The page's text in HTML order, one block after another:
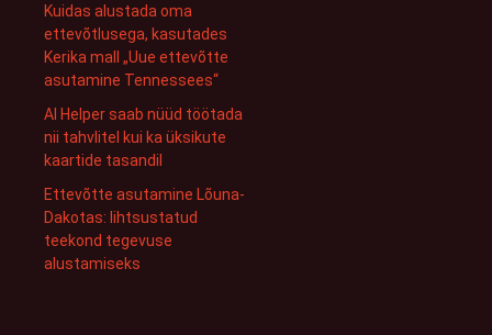
Kuidas alustada oma
ettevõtlusega, kasutades
Kerika mall „Uue ettevõtte
asutamine Tennessees“
AI Helper saab nüüd töötada
nii tahvlitel kui ka üksikute
kaartide tasandil
Ettevõtte asutamine Lõuna-
Dakotas: lihtsustatud
teekond tegevuse
alustamiseks